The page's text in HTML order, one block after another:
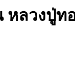
หลวงปู่